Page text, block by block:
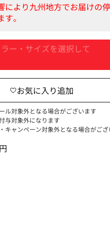
カートに入れる
ル対象外となる場合がございます
与対象外になります
キャンペーン対象外となる場合がござ